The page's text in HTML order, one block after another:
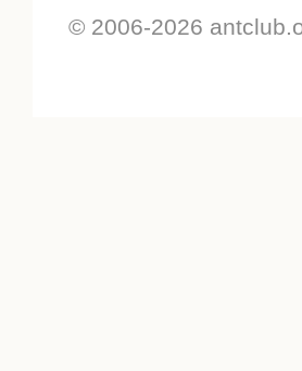
© 2006-2026